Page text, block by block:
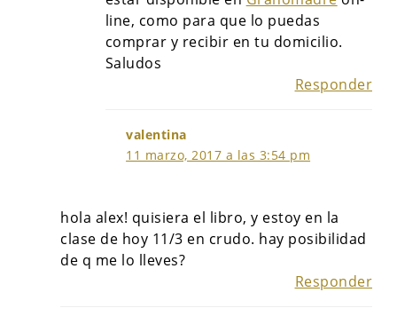
line, como para que lo puedas
comprar y recibir en tu domicilio.
Saludos
Responder
valentina
11 marzo, 2017 a las 3:54 pm
hola alex! quisiera el libro, y estoy en la
clase de hoy 11/3 en crudo. hay posibilidad
de q me lo lleves?
Responder